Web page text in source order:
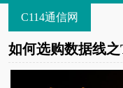
C114通信网
如何选购数据线